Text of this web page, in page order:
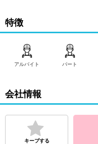
特徴
アルバイト パート
会社情報
キープする